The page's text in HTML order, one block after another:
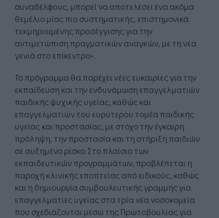
συναδέλφους, μπορεί να αποτελέσει ένα ακόμα
θεμέλιο μίας πιο συστηματικής, επιστημονικά
τεκμηριωμένης προσέγγισης για την
αντιμετώπιση πραγματικών αναγκών, με τη νέα
γενιά στο επίκεντρο».
Το πρόγραμμα θα παρέχει νέες ευκαιρίες για την
εκπαίδευση και την ενδυνάμωση επαγγελματιών
παιδικής ψυχικής υγείας, καθώς και
επαγγελματιών του ευρύτερου τομέα παιδικής
υγείας και προστασίας, με στόχο την έγκαιρη
πρόληψη, την προστασία και τη στήριξη παιδιών
σε αυξημένο ρίσκο. Στο πλαίσιο των
εκπαιδευτικών προγραμμάτων, προβλέπεται η
παροχή κλινικής εποπτείας από ειδικούς, καθώς
και η δημιουργία συμβουλευτικής γραμμής για
επαγγελματίες υγείας στα τρία νέα νοσοκομεία
που σχεδιάζονται μέσω της Πρωτοβουλίας για